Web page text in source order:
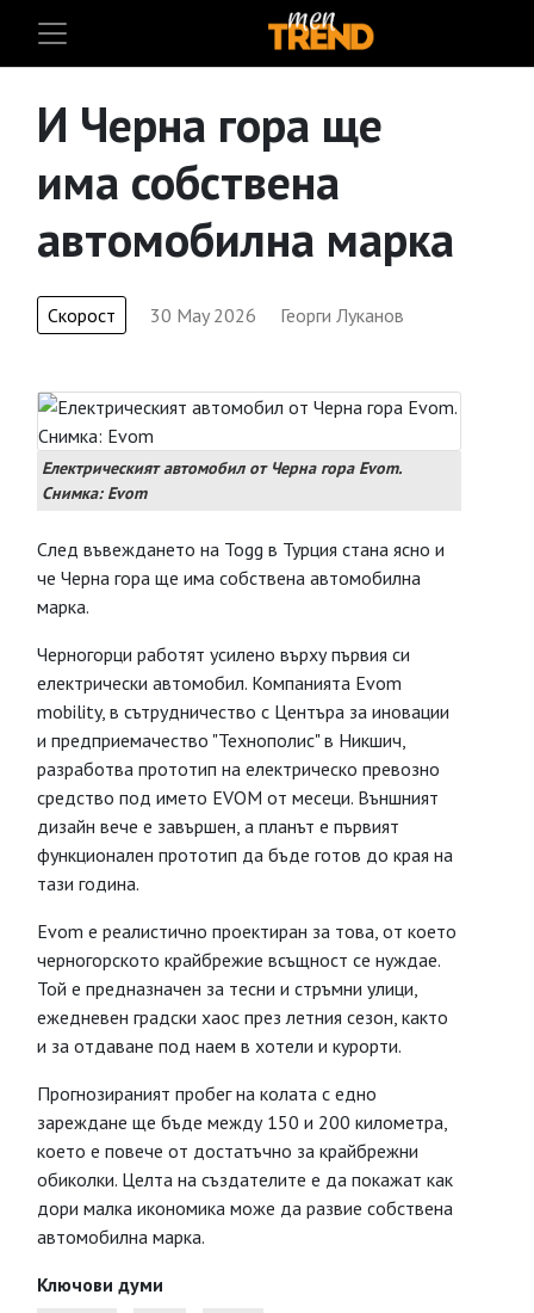
И Черна гора ще
има собствена
автомобилна марка
Скорост 30 May 2026 Георги Луканов
Електрическият автомобил от Черна гора Evom.
Снимка: Evom
След въвеждането на Togg в Турция стана ясно и
че Черна гора ще има собствена автомобилна
марка.
Черногорци работят усилено върху първия си
електрически автомобил. Компанията Evom
mobility, в сътрудничество с Центъра за иновации
и предприемачество "Технополис" в Никшич,
разработва прототип на електрическо превозно
средство под името EVOM от месеци. Външният
дизайн вече е завършен, а планът е първият
функционален прототип да бъде готов до края на
тази година.
Evom е реалистично проектиран за това, от което
черногорското крайбрежие всъщност се нуждае.
Той е предназначен за тесни и стръмни улици,
ежедневен градски хаос през летния сезон, както
и за отдаване под наем в хотели и курорти.
Прогнозираният пробег на колата с едно
зареждане ще бъде между 150 и 200 километра,
което е повече от достатъчно за крайбрежни
обиколки. Целта на създателите е да покажат как
дори малка икономика може да развие собствена
автомобилна марка.
Ключови думи